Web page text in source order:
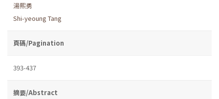
湯熙勇
Shi-yeoung Tang
頁碼/Pagination
393-437
摘要/Abstract